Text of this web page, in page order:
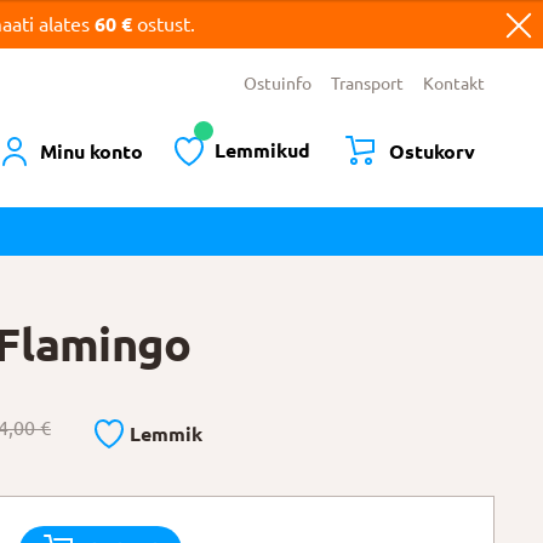
alates 60 € ostust.
Ostuinfo Transport Kontakt
Minu konto Lemmikud Ostukorv
€ Lemmik